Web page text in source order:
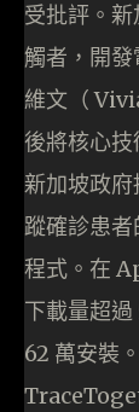
受批評。
觸者，開
維文（
後將核心
新加坡政
蹤確診患
程式。在
下載量超
62 萬安裝。